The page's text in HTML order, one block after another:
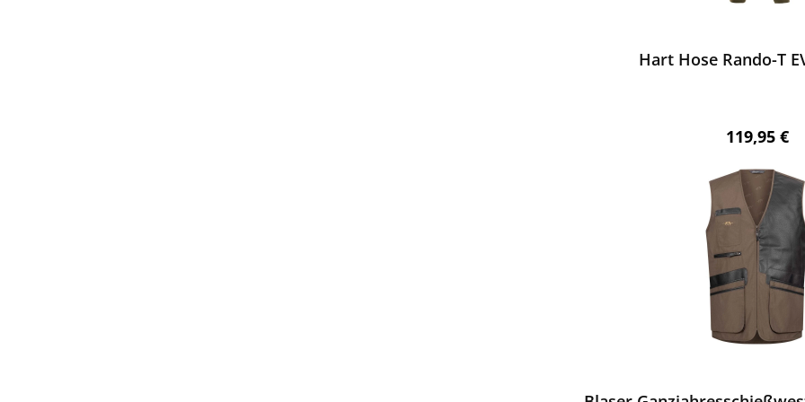
Hart Hose Rando-T
Regulärer
119,95 €